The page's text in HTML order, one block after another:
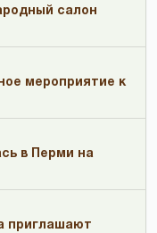
салон
мероприятие к
в Перми на
приглашают